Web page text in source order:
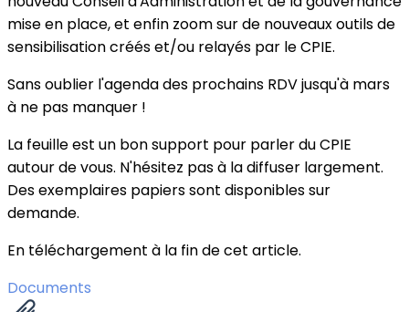
mise en place, et enfin zoom sur de nouveaux outils de
sensibilisation créés et/ou relayés par le CPIE.
Sans oublier l'agenda des prochains RDV jusqu'à mars
à ne pas manquer !
La feuille est un bon support pour parler du CPIE
autour de vous. N'hésitez pas à la diffuser largement.
Des exemplaires papiers sont disponibles sur
demande.
En téléchargement à la fin de cet article.
Documents